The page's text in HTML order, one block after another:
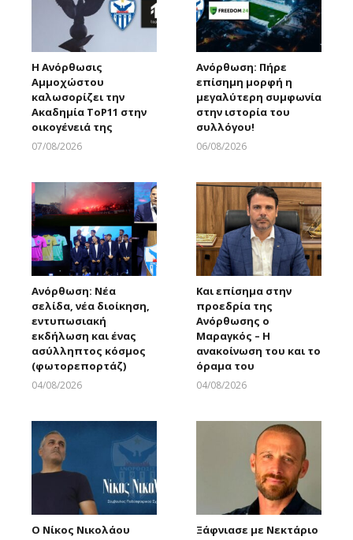
Η Ανόρθωσις
Αμμοχώστου
καλωσορίζει την
Ακαδημία ToP11 στην
οικογένειά της
07/08/2026
Ανόρθωση: Πήρε
επίσημη μορφή η
μεγαλύτερη συμφωνία
στην ιστορία του
συλλόγου!
06/08/2026
Ανόρθωση: Νέα
σελίδα, νέα διοίκηση,
εντυπωσιακή
εκδήλωση και ένας
ασύλληπτος κόσμος
(φωτορεπορτάζ)
04/08/2026
Και επίσημα στην
προεδρία της
Ανόρθωσης ο
Μαραγκός – Η
ανακοίνωση του και το
όραμα του
04/08/2026
Ο Νίκος Νικολάου
Ξάφνιασε με Νεκτάριο